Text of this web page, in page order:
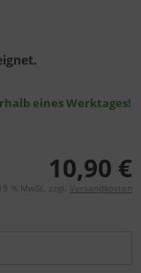
eines Werktages!
10,90 €
% MwSt. zzgl. Versandkosten